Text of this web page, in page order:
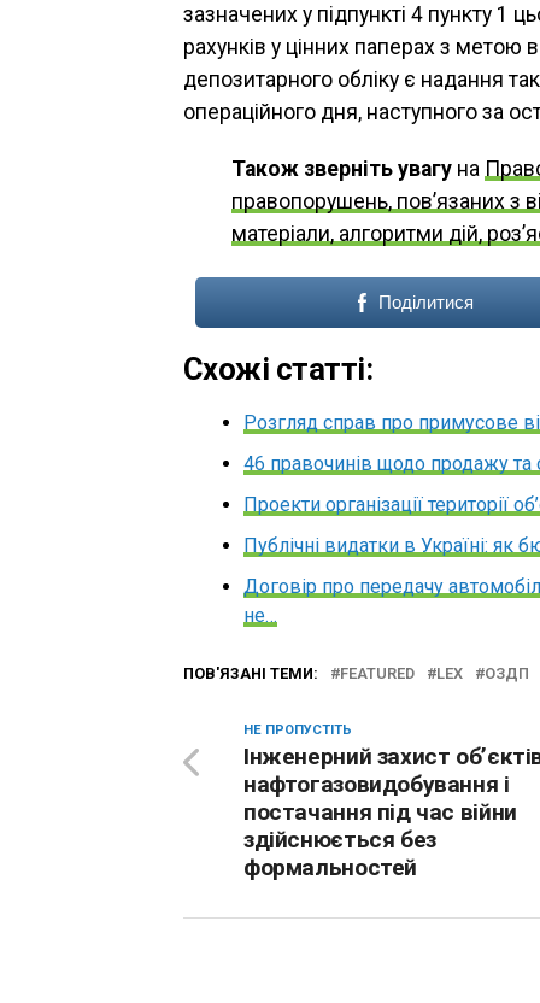
зазначених у підпункті 4 пункту 1
рахунків у цінних паперах з метою
депозитарного обліку є надання
операційного дня, наступного за
Також зверніть увагу на
правопорушень, пов’язаних з
матеріали, алгоритми дій,
Поділитися
Схожі статті:
Розгляд справ про примусове
46 правочинів щодо продажу та
Проекти організації території
Публічні видатки в Україні: як
Договір про передачу
не…
ПОВ'ЯЗАНІ ТЕМИ: FEATURED LEX ОЗДП
НЕ ПРОПУСТІТЬ
Інженерний захист
нафтогазовидобування і
постачання під час війни
здійснюється без
формальностей